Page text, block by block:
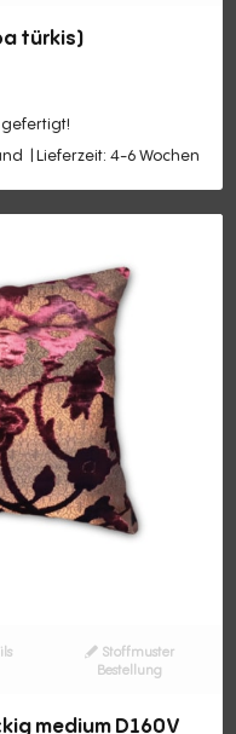
türkis)
Lieferzeit: 4-6 Wochen
Stoffmuster
Bestellung
medium D160V